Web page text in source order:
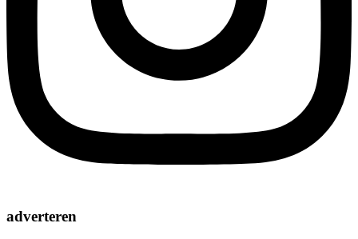
adverteren